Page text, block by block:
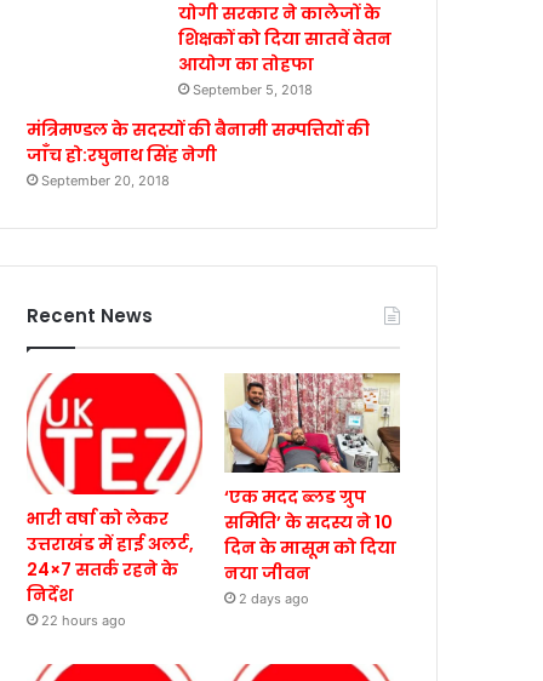
योगी सरकार ने कालेजों के
शिक्षकों को दिया सातवें वेतन
आयोग का तोहफा
September 5, 2018
मंत्रिमण्डल के सदस्यों की बैनामी सम्पत्तियों की
जाँच हो:रघुनाथ सिंह नेगी
September 20, 2018
Recent News
भारी वर्षा को लेकर
उत्तराखंड में हाई अलर्ट,
24×7 सतर्क रहने के
निर्देश
22 hours ago
‘एक मदद ब्लड ग्रुप
समिति’ के सदस्य ने 10
दिन के मासूम को दिया
नया जीवन
2 days ago